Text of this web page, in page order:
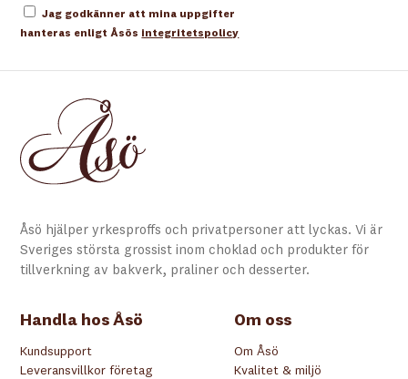
Jag godkänner att mina uppgifter
hanteras enligt Åsös integritetspolicy
Åsö hjälper yrkesproffs och privatpersoner att lyckas. Vi är
Sveriges största grossist inom choklad och produkter för
tillverkning av bakverk, praliner och desserter.
Om oss
Om Åsö
Kvalitet & miljö
Handla hos Åsö
Kundsupport
Leveransvillkor företag